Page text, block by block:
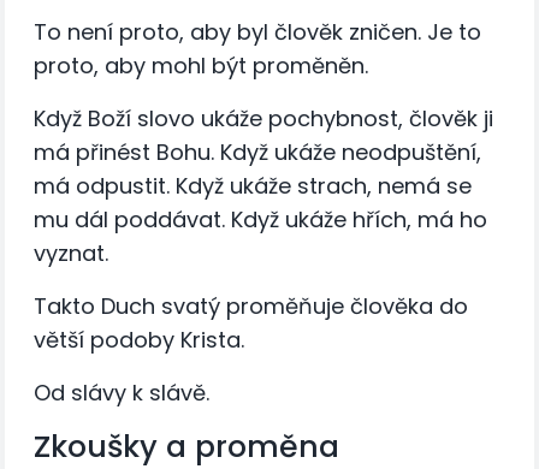
To není proto, aby byl člověk zničen. Je to
proto, aby mohl být proměněn.
Když Boží slovo ukáže pochybnost, člověk ji
má přinést Bohu. Když ukáže neodpuštění,
má odpustit. Když ukáže strach, nemá se
mu dál poddávat. Když ukáže hřích, má ho
vyznat.
Takto Duch svatý proměňuje člověka do
větší podoby Krista.
Od slávy k slávě.
Zkoušky a proměna